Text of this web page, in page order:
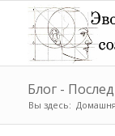
Блог -
Вы здесь: